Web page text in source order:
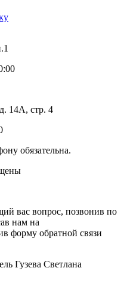
14А, стр. 4
обязательна.
вас вопрос, позвонив по
нам на
форму обратной связи
Гузева Светлана